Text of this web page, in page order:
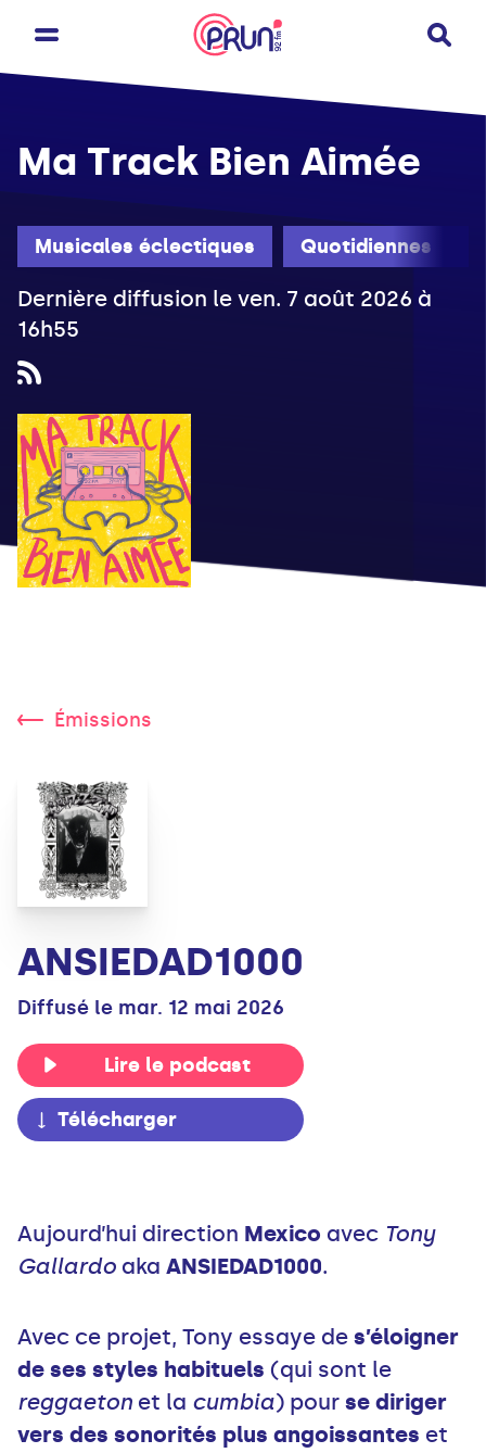
Musicales éclectiques Quotidiennes
Ma Track Bien Aimée
Dernière diffusion le ven. 7 août 2026 à
16h55
Émissions
ANSIEDAD1000
Diffusé le mar. 12 mai 2026
Lire le podcast
Télécharger
Aujourd’hui direction Mexico avec Tony
Gallardo aka ANSIEDAD1000.
Avec ce projet, Tony essaye de s’éloigner
de ses styles habituels (qui sont le
reggaeton et la cumbia) pour se diriger
vers des sonorités plus angoissantes et